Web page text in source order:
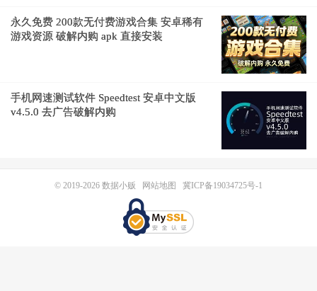
永久免费 200款无付费游戏合集 安卓稀有
游戏资源 破解内购 apk 直接安装
手机网速测试软件 Speedtest 安卓中文版
v4.5.0 去广告破解内购
© 2019-2026 数据小贩 网站地图 冀ICP备19034725号-1